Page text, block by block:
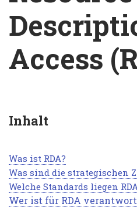
Access
Häufig
Fragen
zum
Inhalt
Was ist RDA?
Was sind die strategischen
Welche Standards liegen
Wer ist für RDA